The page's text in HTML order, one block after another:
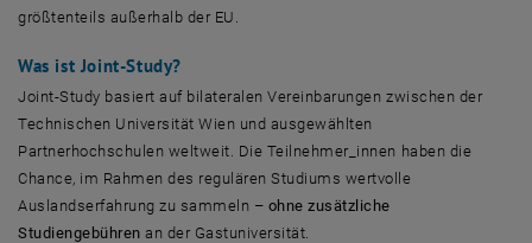
Amerika / Brasilien - UFRGS, Rio Grande do Sul
Amerika / Kanada - McGill Montreal
Amerika / Kanada, USA - TASSEP
Amerika / USA - University of Illinois
Asien / China - CU Hong Kong
Asien / China - Shenzhen University
Asien / China - Tongji University
Asien / Japan
größtenteils außerhalb der EU.
Was ist Joint-Study?
Joint-Study basiert auf bilateralen Vereinbarungen zwischen der
Technischen Universität Wien und ausgewählten
Partnerhochschulen weltweit. Die Teilnehmer_innen haben die
Chance, im Rahmen des regulären Studiums wertvolle
Auslandserfahrung zu sammeln – ohne zusätzliche
Studiengebühren an der Gastuniversität.